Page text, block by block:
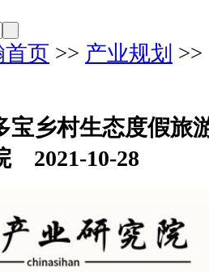
首页 >> 产业规划
宝乡村生态度假旅
2021-10-28